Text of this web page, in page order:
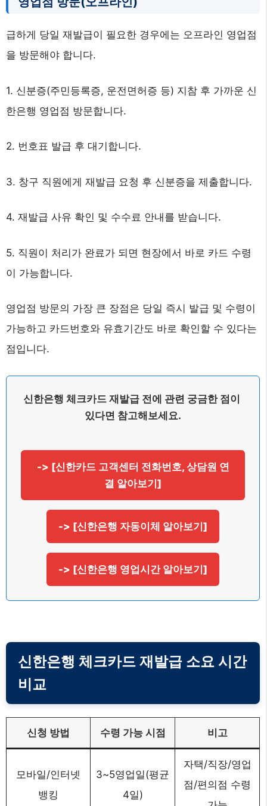
급하게 당일 재발급이 필요한 경우에는 오프라인 영업점
을 방문해야 합니다.
1. 신분증(주민등록증, 운전면허증 등) 지참 후 가까운 신
한은행 영업점 방문합니다.
2. 번호표 발급 후 대기합니다.
3. 창구 직원에게 재발급 요청 후 신분증을 제출합니다.
4. 재발급 사유 확인 및 수수료 안내를 받습니다.
5. 직원이 처리가 완료가 되면 현장에서 바로 카드 수령
이 가능합니다.
영업점 방문의 가장 큰 장점은 당일 즉시 발급 및 수령이
가능하고 카드번호와 유효기간도 바로 확인할 수 있다는
점입니다.
신한은행 체크카드 재발급 전에 관련 궁금한 점이
있다면 참고해보세요.
-> [신한카드 고객센터 전화번호, 상담원 연
결 알아보기]
-> [신한은행 자동이체 알아보기]
-> [신한은행 영업시간 알아보기]
신한은행 체크카드 재발급 소요 시간
비교
신청 방법 수령 가능 시점 비고
모바일/인터넷
뱅킹
3~5영업일(평균
4일)
자택/직장/영업
점/편의점 수령